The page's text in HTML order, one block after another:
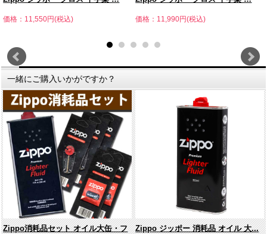
価格：11,550円(税込) 価格：11,990円(税込)
一緒にご購入いかがですか？
Zippo消耗品セット オイル大缶・フ
Zippo ジッポー 消耗品 オイル 大...